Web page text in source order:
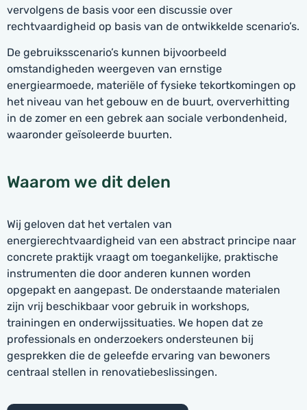
vervolgens de basis voor een discussie over
rechtvaardigheid op basis van de ontwikkelde scenario’s.
De gebruiksscenario’s kunnen bijvoorbeeld
omstandigheden weergeven van ernstige
energiearmoede, materiële of fysieke tekortkomingen op
het niveau van het gebouw en de buurt, oververhitting
in de zomer en een gebrek aan sociale verbondenheid,
waaronder geïsoleerde buurten.
Waarom we dit delen
Wij geloven dat het vertalen van
energierechtvaardigheid van een abstract principe naar
concrete praktijk vraagt om toegankelijke, praktische
instrumenten die door anderen kunnen worden
opgepakt en aangepast. De onderstaande materialen
zijn vrij beschikbaar voor gebruik in workshops,
trainingen en onderwijssituaties. We hopen dat ze
professionals en onderzoekers ondersteunen bij
gesprekken die de geleefde ervaring van bewoners
centraal stellen in renovatiebeslissingen.